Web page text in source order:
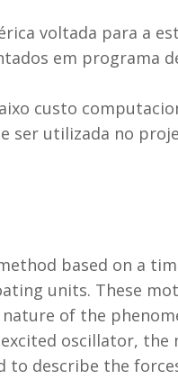
voltada para a
em programa
custo
ser utilizada no
based on a
units. These
of the
oscillator, the
describe the